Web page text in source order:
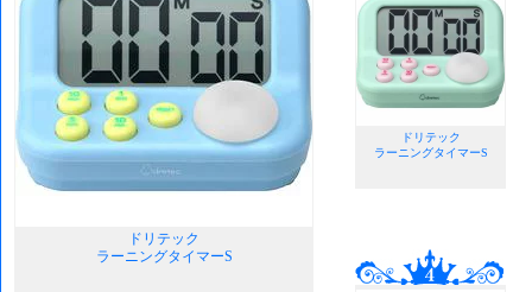
ドリテック
ラーニングタイマーS
ドリテック
ラーニングタイマーS